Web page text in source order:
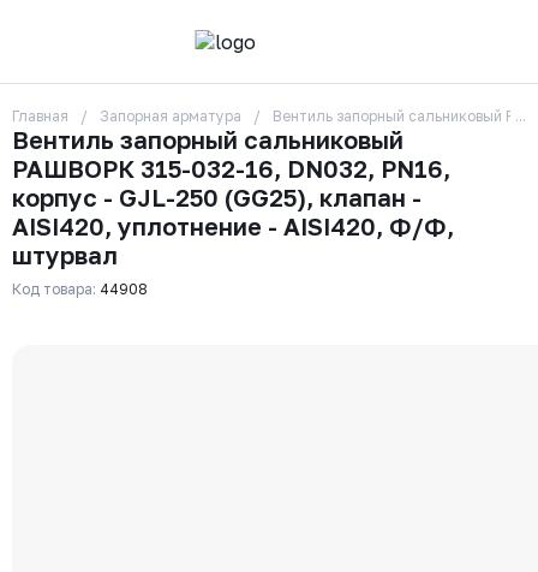
О компании
Контакты
Бренды
Отзывы
Сотрудники
Вакансии
Доставка
Оплата
Главная Запорная арматура Вентиль запорный сальниковый
Вентиль запорный сальниковый
РАШВОРК 315-032-16, DN032, PN16,
корпус - GJL-250 (GG25), клапан -
AISI420, уплотнение - AISI420, Ф/Ф,
штурвал
Код товара: 44908